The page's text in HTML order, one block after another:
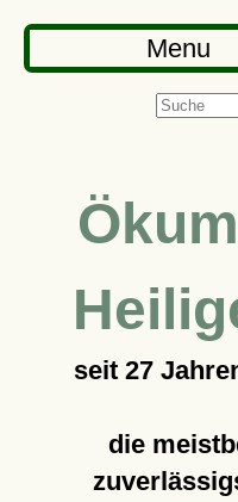
Menu
seit 27
die